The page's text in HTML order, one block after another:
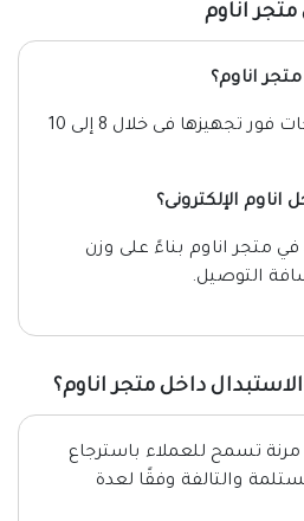
اناوم
اناوم؟
يتم توصيل جميع المنتجات فور تجهيزها فى خلال 8 إلى 10
الإلكترونى؟
متجر اناوم بناءً على وزن
التوصيل.
داخل متجر اناوم؟
تسمح للعملاء باسترجاع
والتالفة وفقًا لعدة